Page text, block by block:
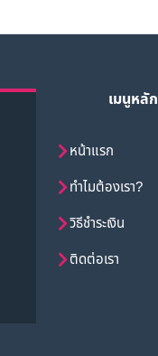
เมนูหลัก
หน้าแรก
ทำไมต้องเรา?
วิธีชำระเงิน
ติดต่อเรา